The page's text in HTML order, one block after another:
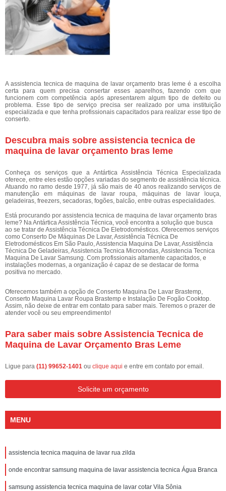
A assistencia tecnica de maquina de lavar orçamento bras leme é a escolha
certa para quem precisa consertar esses aparelhos, fazendo com que
funcionem com competência após apresentarem algum tipo de defeito ou
problema. Esse tipo de serviço precisa ser realizado por uma instituição
especializada e que tenha profissionais capacitados para realizar esse tipo de
conserto.
Descubra mais sobre assistencia tecnica de
maquina de lavar orçamento bras leme
Conheça os serviços que a Antártica Assistência Técnica Especializada
oferece, entre eles estão opções variadas do segmento de assistência técnica.
Atuando no ramo desde 1977, já são mais de 40 anos realizando serviços de
manutenção em máquinas de lavar roupa, máquinas de lavar louça,
geladeiras, freezers, secadoras, fogões, balcão, entre outras especialidades.
Está procurando por assistencia tecnica de maquina de lavar orçamento bras
leme? Na Antártica Assistência Técnica, você encontra a solução que busca
ao se tratar de Assistência Técnica De Eletrodomésticos. Oferecemos serviços
como Conserto De Máquinas De Lavar, Assistência Técnica De
Eletrodomésticos Em São Paulo, Assistencia Maquina De Lavar, Assistência
Técnica De Geladeiras, Assistencia Tecnica Microondas, Assistencia Tecnica
Maquina De Lavar Samsung. Com profissionais altamente capacitados, e
instalações modernas, a organização é capaz de se destacar de forma
positiva no mercado.
Oferecemos também a opção de Conserto Maquina De Lavar Brastemp,
Conserto Maquina Lavar Roupa Brastemp e Instalação De Fogão Cooktop.
Assim, não deixe de entrar em contato para saber mais. Teremos o prazer de
atender você ou seu empreendimento!
Para saber mais sobre Assistencia Tecnica de
Maquina de Lavar Orçamento Bras Leme
Ligue para (11) 99652-1401 ou clique aqui e entre em contato por email.
Solicite um orçamento
MENU
assistencia tecnica maquina de lavar rua zilda
onde encontrar samsung maquina de lavar assistencia tecnica Água Branca
samsung assistencia tecnica maquina de lavar cotar Vila Sônia